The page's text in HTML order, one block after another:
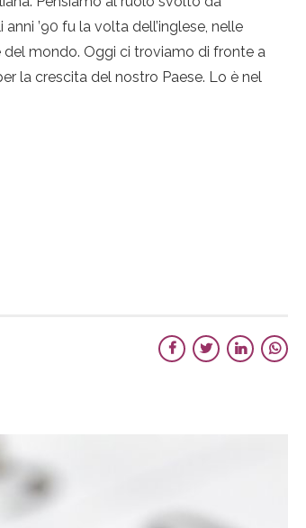
’90 fu la volta dell’inglese, nelle
mondo. Oggi ci troviamo di fronte a
la crescita del nostro Paese. Lo è nel